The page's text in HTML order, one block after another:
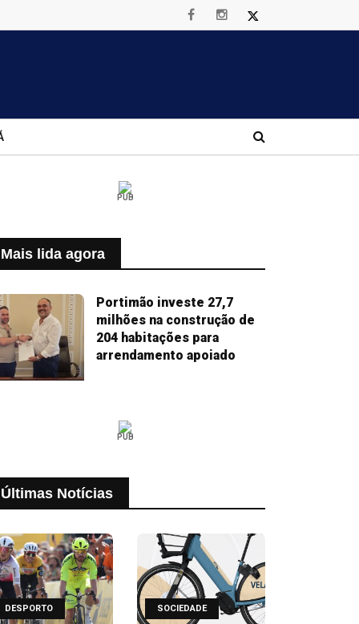
PUB
Mais lida agora
Portimão investe 27,7
milhões na construção de
204 habitações para
arrendamento apoiado
PUB
Últimas Notícias
DESPORTO SOCIEDADE